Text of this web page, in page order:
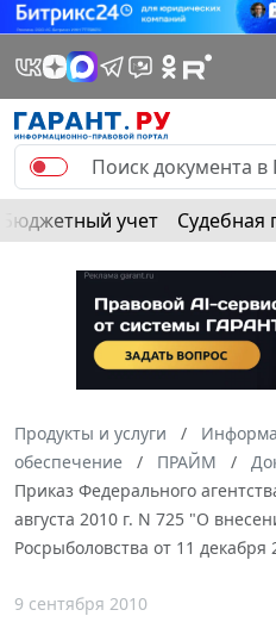
Бюджетный учет Судебная
Продукты и услуги
обеспечение
ПРАЙМ
Приказ Федерального
августа 2010 г. N 725 "О
Росрыболовства от 11 декабря
9 сентября 2010